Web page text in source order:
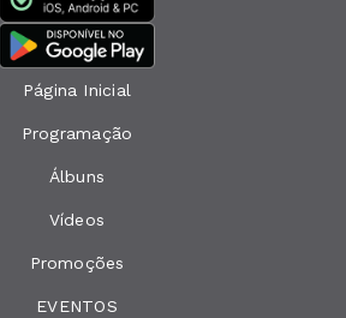
Página Inicial
Programação
Álbuns
Vídeos
Promoções
EVENTOS